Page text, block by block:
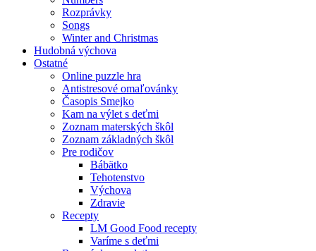
Rozprávky
Songs
Winter and Christmas
Hudobná výchova
Ostatné
Online puzzle hra
Antistresové omaľovánky
Časopis Smejko
Kam na výlet s deťmi
Zoznam materských škôl
Zoznam základných škôl
Pre rodičov
Bábätko
Tehotenstvo
Výchova
Zdravie
Recepty
LM Good Food recepty
Varíme s deťmi